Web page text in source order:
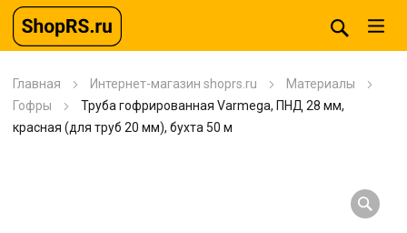
Главная Интернет-магазин shoprs.ru
Материалы
Гофры
Труба гофрированная Varmega, ПНД 28 мм,
красная (для труб 20 мм), бухта 50 м